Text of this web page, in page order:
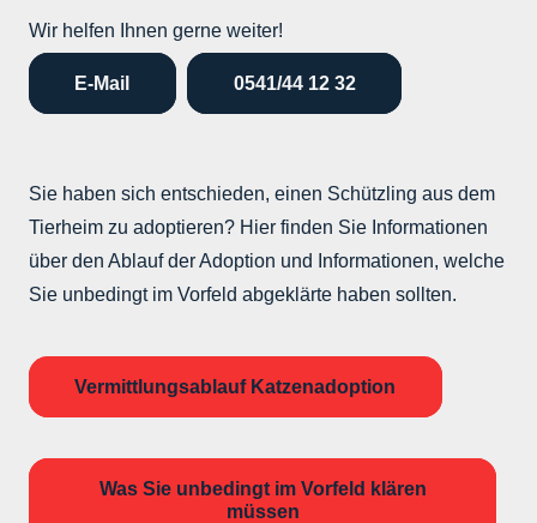
Wir helfen Ihnen gerne weiter!
E-Mail 0541/44 12 32
Sie haben sich entschieden, einen Schützling aus dem
Tierheim zu adoptieren? Hier finden Sie Informationen
über den Ablauf der Adoption und Informationen, welche
Sie unbedingt im Vorfeld abgeklärte haben sollten.
Vermittlungsablauf Katzenadoption
Was Sie unbedingt im Vorfeld klären
müssen